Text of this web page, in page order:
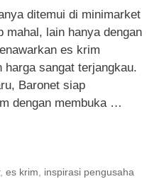
ditemui di minimarket
mahal, lain hanya dengan
es krim
harga sangat terjangkau.
Baronet siap
dengan membuka …
, es krim, inspirasi pengusaha